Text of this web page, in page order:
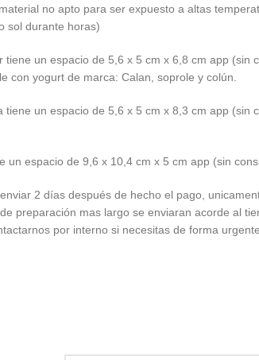
no apto para ser expuesto a altas
sol durante horas)
tiene un espacio de 5,6 x 5 cm x 6,8 cm app (sin
con yogurt de marca: Calan, soprole y colún.
tiene un espacio de 5,6 x 5 cm x 8,3 cm app (sin
un espacio de 9,6 x 10,4 cm x 5 cm app (sin
2 días después de hecho el pago,
preparación mas largo se enviaran acorde al
por interno si necesitas de forma